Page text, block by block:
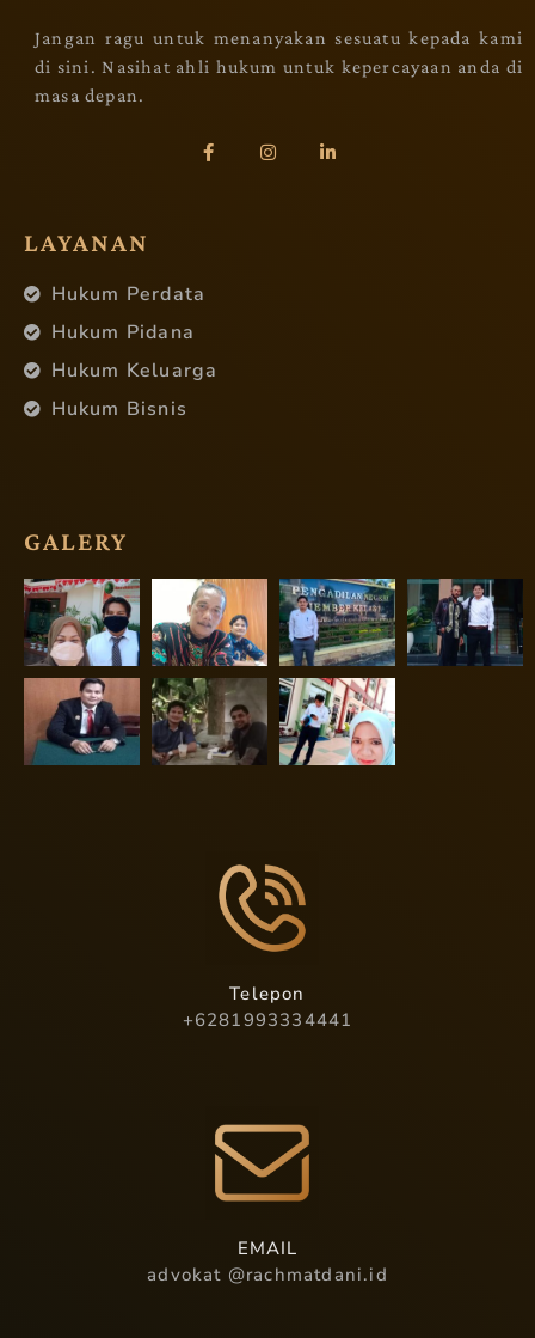
Jangan ragu untuk menanyakan sesuatu kepada kami
di sini. Nasihat ahli hukum untuk kepercayaan anda di
masa depan.
LAYANAN
Hukum Perdata
Hukum Pidana
Hukum Keluarga
Hukum Bisnis
GALERY
Telepon
+6281993334441
EMAIL
advokat @rachmatdani.id